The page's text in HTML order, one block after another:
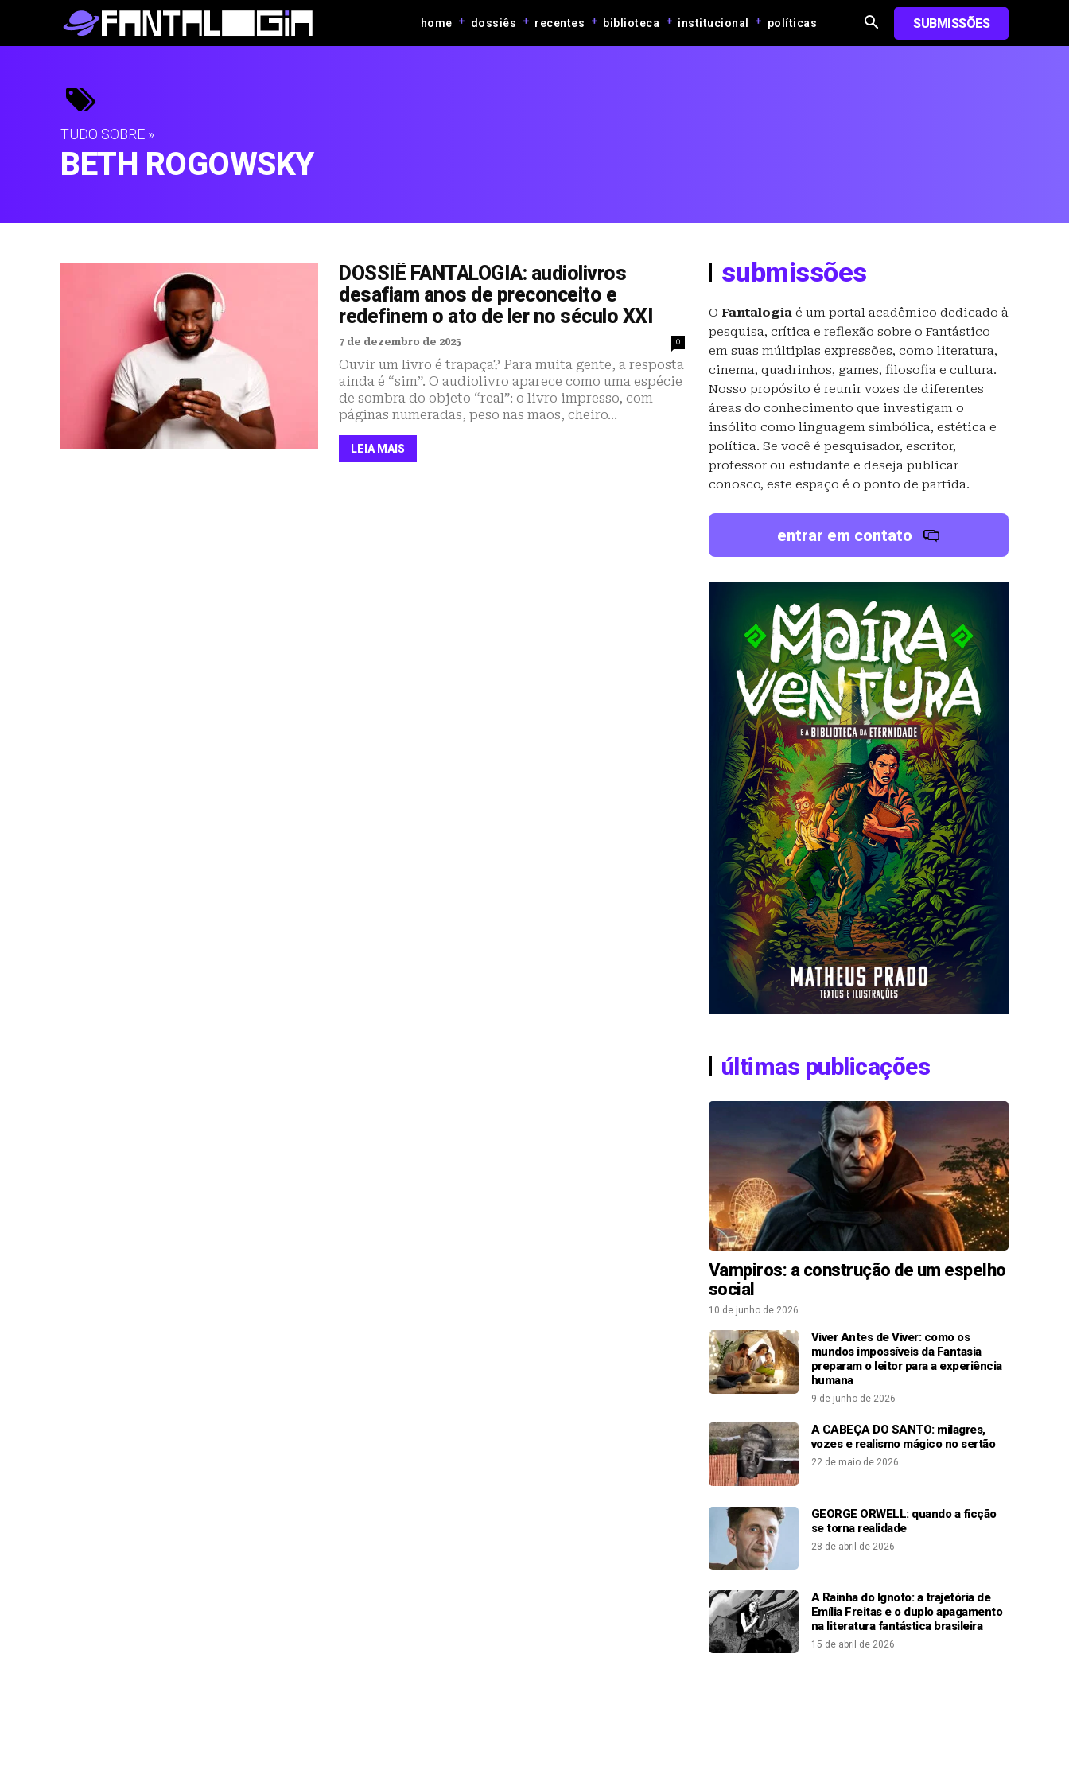
home dossiês recentes biblioteca institucional políticas SUBMISSÕES
TUDO SOBRE »
BETH ROGOWSKY
DOSSIÊ FANTALOGIA: audiolivros
desafiam anos de preconceito e
redefinem o ato de ler no século XXI
7 de dezembro de 2025 0
Ouvir um livro é trapaça? Para muita gente, a resposta
ainda é “sim”. O audiolivro aparece como uma espécie
de sombra do objeto “real”: o livro impresso, com
páginas numeradas, peso nas mãos, cheiro...
LEIA MAIS
submissões
O Fantalogia é um portal acadêmico dedicado à
pesquisa, crítica e reflexão sobre o Fantástico
em suas múltiplas expressões, como literatura,
cinema, quadrinhos, games, filosofia e cultura.
Nosso propósito é reunir vozes de diferentes
áreas do conhecimento que investigam o
insólito como linguagem simbólica, estética e
política. Se você é pesquisador, escritor,
professor ou estudante e deseja publicar
conosco, este espaço é o ponto de partida.
entrar em contato
últimas publicações
Vampiros: a construção de um espelho
social
10 de junho de 2026
Viver Antes de Viver: como os
mundos impossíveis da Fantasia
preparam o leitor para a experiência
humana
9 de junho de 2026
A CABEÇA DO SANTO: milagres,
vozes e realismo mágico no sertão
22 de maio de 2026
GEORGE ORWELL: quando a ficção
se torna realidade
28 de abril de 2026
A Rainha do Ignoto: a trajetória de
Emília Freitas e o duplo apagamento
na literatura fantástica brasileira
15 de abril de 2026